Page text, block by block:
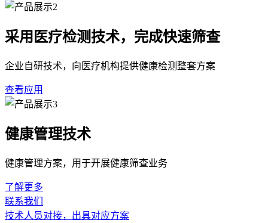
采用医疗检测技术，完成快速筛查
企业自研技术，向医疗机构提供健康检测整套方案
查看应用
健康管理技术
健康管理方案，用于开展健康筛查业务
了解更多
联系我们
技术人员对接，出具对应方案